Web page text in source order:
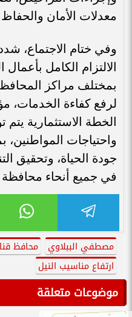
معدلات الأمان
وفي ختام الاجتماع،
الالتزام الكامل
بمختلف مراكز
لرفع كفاءة الخدمات،
الخطة الاستثمارية يتم
واحتياجات
جودة الحياة، وتحقيق
في جميع أنحاء محافظة
مصطفي الببلاوي محافظ قنا
ارتفاع مناسيب النيل
موضوعات متعلقة